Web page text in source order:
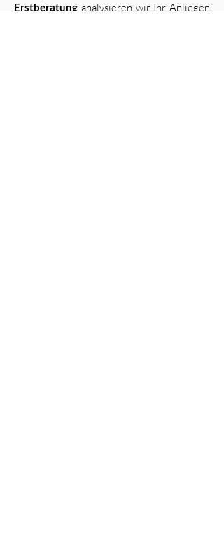
Erstberatung analysieren wir Ihr Anliegen